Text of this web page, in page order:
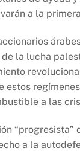
a la
la lucha
estos
a las
“progresista”
a la